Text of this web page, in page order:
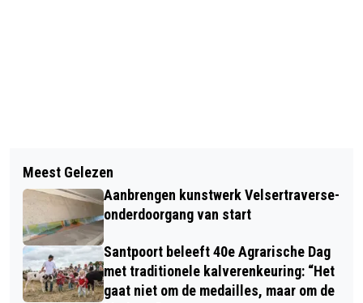
TÓCH 42E EDITIE WIELERRONDE VAN
BEVERWIJK 2023
DRIE KANDIDATEN MAKEN
SCHETSONTWERP VOOR NIEUW BEELD
IN ‘EEN ZEE VAN STAAL’
Meest Gelezen
Aanbrengen kunstwerk Velsertraverse-
onderdoorgang van start
Santpoort beleeft 40e Agrarische Dag
met traditionele kalverenkeuring: “Het
gaat niet om de medailles, maar om de